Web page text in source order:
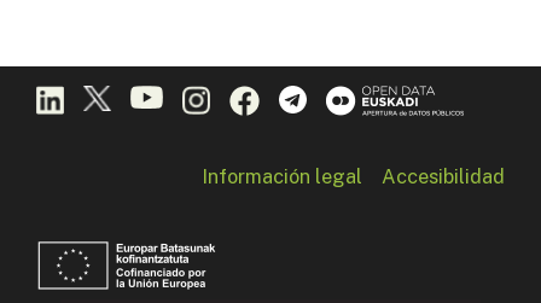
Información legal Accesibilidad